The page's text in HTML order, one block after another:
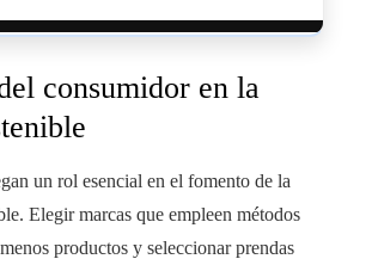
consumidor en la
un rol esencial en el fomento de la
Elegir marcas que empleen métodos
productos y seleccionar prendas